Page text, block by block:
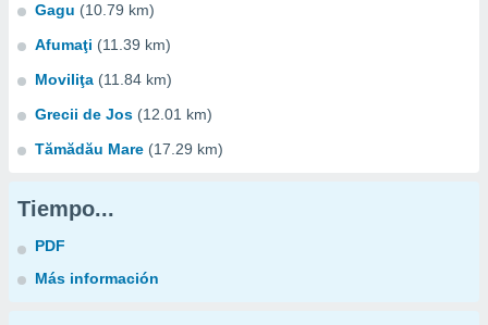
Gagu (10.79 km)
Afumaţi (11.39 km)
Moviliţa (11.84 km)
Grecii de Jos (12.01 km)
Tămădău Mare (17.29 km)
Tiempo...
PDF
Más información